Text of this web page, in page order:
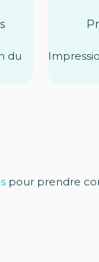
du
pour prendre